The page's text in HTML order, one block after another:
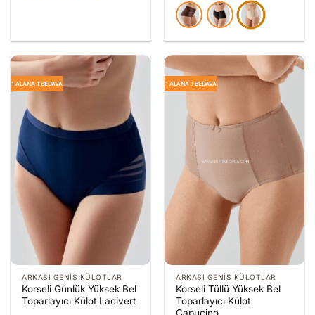
1 ALANA 1 BEDAVA
ARKASI GENIŞ KÜLOTLAR
Korseli Günlük Yüksek Bel
Toparlayıcı Külot Lacivert
1 ALANA 1 BEDAVA
ARKASI GENIŞ KÜLOTLAR
Korseli Tüllü Yüksek Bel
Toparlayıcı Külot
Capucino